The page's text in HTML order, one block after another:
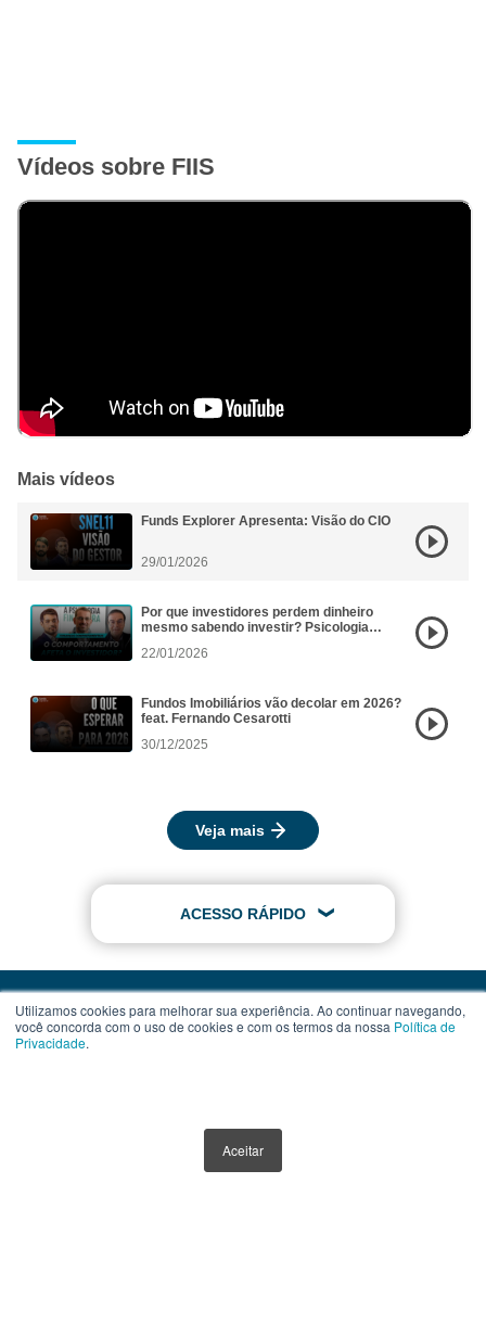
Utilizamos cookies para melhorar sua experiência. Ao continuar navegando,
você concorda com o uso de cookies e com os termos da nossa Política de
Privacidade.
Aceitar
Vídeos sobre FIIS
Mais vídeos
Funds Explorer Apresenta: Visão do CIO
29/01/2026
Por que investidores perdem dinheiro
mesmo sabendo investir? Psicologia
22/01/2026
Fundos Imobiliários vão decolar em 2026?
feat. Fernando Cesarotti
30/12/2025
Veja mais
ACESSO RÁPIDO
Termos de Uso
Política de Privacidade